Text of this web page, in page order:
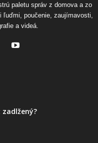
paletu správ z domova a zo
poučenie, zaujímavosti,
a videá.
zadlžený?